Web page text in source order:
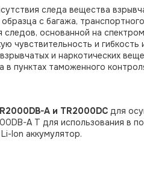
следа вещества
с багажа,
основанной на
чувствительность и гибкость
и наркотических
пунктах таможенного
А и TR2000DС для
А Т для использования в
Ion аккумулятор.